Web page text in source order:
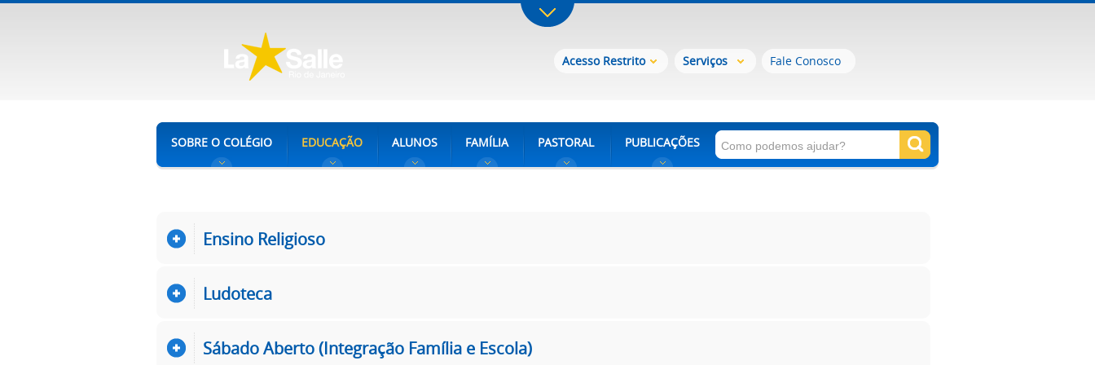
Acesso Restrito Serviços Fale Conosco
SOBRE O COLÉGIO EDUCAÇÃO ALUNOS FAMÍLIA PASTORAL PUBLICAÇÕES
Ensino Religioso
Ludoteca
Sábado Aberto (Integração Família e Escola)